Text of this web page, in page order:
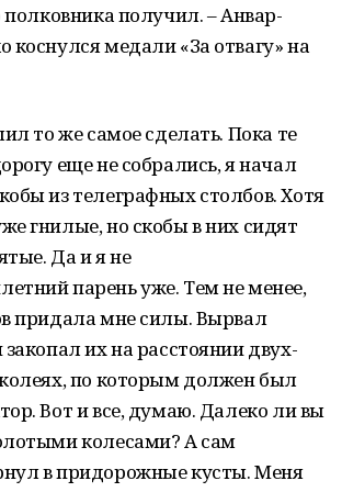
полковника получил. – Анвар-
коснулся медали «За отвагу» на
то же самое сделать. Пока те
еще не собрались, я начал
из телеграфных столбов. Хотя
гнилые, но скобы в них сидят
Да и я не
парень уже. Тем не менее,
придала мне силы. Вырвал
закопал их на расстоянии двух-
по которым должен был
Вот и все, думаю. Далеко ли вы
колесами? А сам
в придорожные кусты. Меня